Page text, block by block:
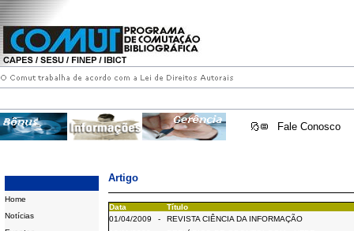
Fale Conosco
Home
Notícias
Artigo
Data
Título
01/04/2009
-
REVISTA CIÊNCIA DA INFORMAÇÃO